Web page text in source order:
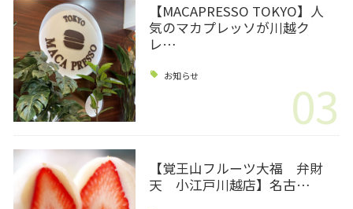
【MACAPRESSO TOKYO】人
気のマカプレッソが川越ク
レ…
お知らせ 03
【覚王山フルーツ大福 弁財
天 小江戸川越店】名古…